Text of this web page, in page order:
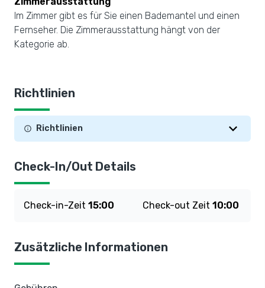
Im Zimmer gibt es für Sie einen Bademantel und einen
Fernseher. Die Zimmerausstattung hängt von der
Kategorie ab.
Richtlinien
Richtlinien
Check-In/Out Details
Check-in-Zeit 15:00 Check-out Zeit 10:00
Zusätzliche Informationen